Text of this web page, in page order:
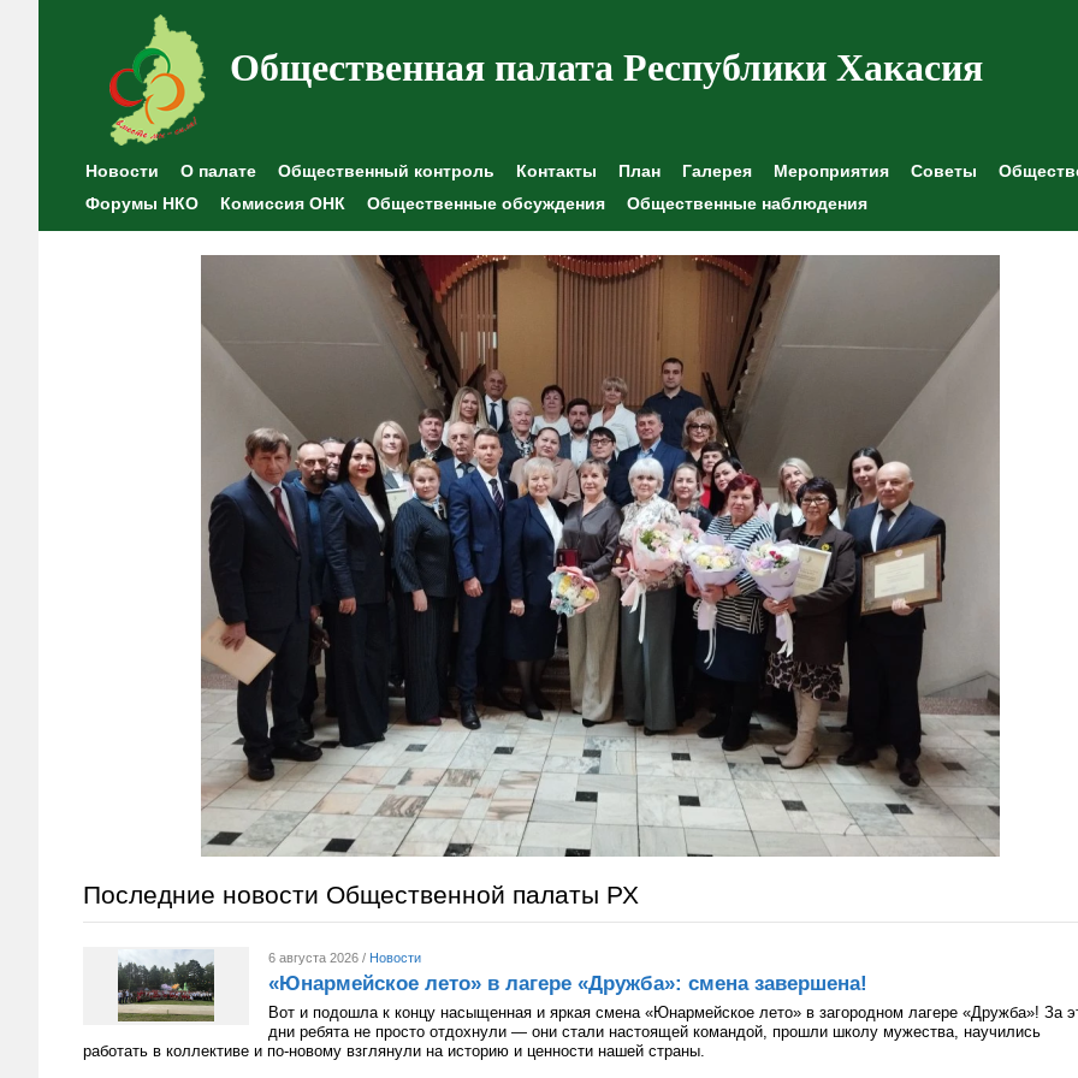
Общественная палата Республики Хакасия
Новости О палате Общественный контроль Контакты План Галерея Мероприятия Советы
Форумы НКО
Комиссия ОНК Общественные обсуждения Общественные наблюдения
Последние новости Общественной палаты РХ
6 августа 2026 / Новости
«Юнармейское лето» в лагере «Дружба»: смена завершена!
Вот и подошла к концу насыщенная и яркая смена «Юнармейское лето» в загородном лагере «Дружба»! За
дни ребята не просто отдохнули — они стали настоящей командой, прошли школу мужества, научились
работать в коллективе и по-новому взглянули на историю и ценности нашей страны.